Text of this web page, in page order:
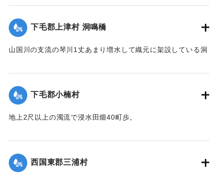
｜固有コード:00275069
下毛郡上津村 洞鳴橋
山国川の支流の琴川1丈あまり増水して織元に架設している洞
｜固有コード:
下毛郡小楠村
地上2尺以上の濁流で浸水田畑40町歩。
｜固有コード: 00275071
西国東郡三浦村